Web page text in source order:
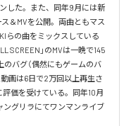
した。また、同年9月には新
ス＆MVを公開。両曲ともマス
らの曲をミックスしている
SCREEN」のMVは一晩で145
バグ（偶然にもゲームのバ
画は6日で2万回以上再生さ
評価を受けている。同年10月
ングリラにてワンマンライブ